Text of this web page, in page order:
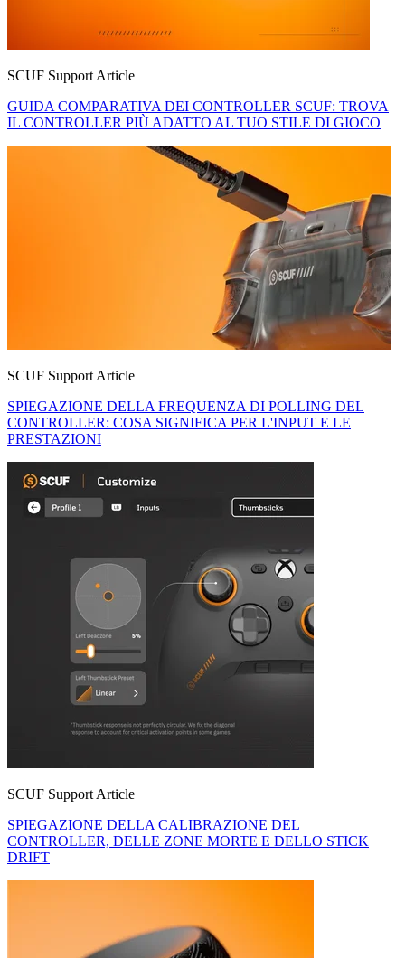
SCUF Support Article
GUIDA COMPARATIVA DEI CONTROLLER SCUF: TROVA
IL CONTROLLER PIÙ ADATTO AL TUO STILE DI GIOCO
SCUF Support Article
SPIEGAZIONE DELLA FREQUENZA DI POLLING DEL
CONTROLLER: COSA SIGNIFICA PER L'INPUT E LE
PRESTAZIONI
SCUF Support Article
SPIEGAZIONE DELLA CALIBRAZIONE DEL
CONTROLLER, DELLE ZONE MORTE E DELLO STICK
DRIFT